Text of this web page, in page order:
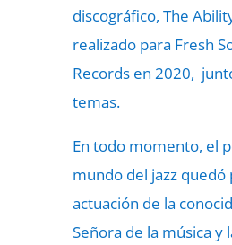
discográfico, The
realizado para Fresh
Records en 2020,
temas.
En todo momento, el
mundo del jazz quedó
actuación de la
Señora de la música y